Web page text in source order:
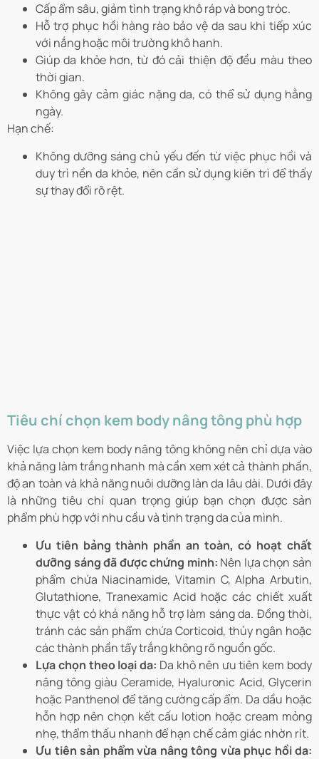
Cấp ẩm sâu, giảm tình trạng khô ráp và bong tróc.
Hỗ trợ phục hồi hàng rào bảo vệ da sau khi tiếp xúc
với nắng hoặc môi trường khô hanh.
Giúp da khỏe hơn, từ đó cải thiện độ đều màu theo
thời gian.
Không gây cảm giác nặng da, có thể sử dụng hằng
ngày.
Hạn chế:
Không dưỡng sáng chủ yếu đến từ việc phục hồi và
duy trì nền da khỏe, nên cần sử dụng kiên trì để thấy
sự thay đổi rõ rệt.
Tiêu chí chọn kem body nâng tông phù hợp
Việc lựa chọn kem body nâng tông không nên chỉ dựa vào
khả năng làm trắng nhanh mà cần xem xét cả thành phần,
độ an toàn và khả năng nuôi dưỡng làn da lâu dài. Dưới đây
là những tiêu chí quan trọng giúp bạn chọn được sản
phẩm phù hợp với nhu cầu và tình trạng da của mình.
Ưu tiên bảng thành phần an toàn, có hoạt chất
dưỡng sáng đã được chứng minh: Nên lựa chọn sản
phẩm chứa Niacinamide, Vitamin C, Alpha Arbutin,
Glutathione, Tranexamic Acid hoặc các chiết xuất
thực vật có khả năng hỗ trợ làm sáng da. Đồng thời,
tránh các sản phẩm chứa Corticoid, thủy ngân hoặc
các thành phần tẩy trắng không rõ nguồn gốc.
Lựa chọn theo loại da: Da khô nên ưu tiên kem body
nâng tông giàu Ceramide, Hyaluronic Acid, Glycerin
hoặc Panthenol để tăng cường cấp ẩm. Da dầu hoặc
hỗn hợp nên chọn kết cấu lotion hoặc cream mỏng
nhẹ, thẩm thấu nhanh để hạn chế cảm giác nhờn rít.
Ưu tiên sản phẩm vừa nâng tông vừa phục hồi da: